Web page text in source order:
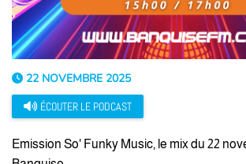
22 NOVEMBRE 2025
ÉCOUTER LE PODCAST
Emission So' Funky Music, le mix du 22